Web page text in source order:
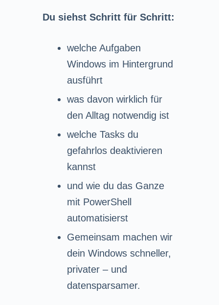
Du siehst Schritt für Schritt:
welche Aufgaben
Windows im Hintergrund
ausführt
was davon wirklich für
den Alltag notwendig ist
welche Tasks du
gefahrlos deaktivieren
kannst
und wie du das Ganze
mit PowerShell
automatisierst
Gemeinsam machen wir
dein Windows schneller,
privater – und
datensparsamer.